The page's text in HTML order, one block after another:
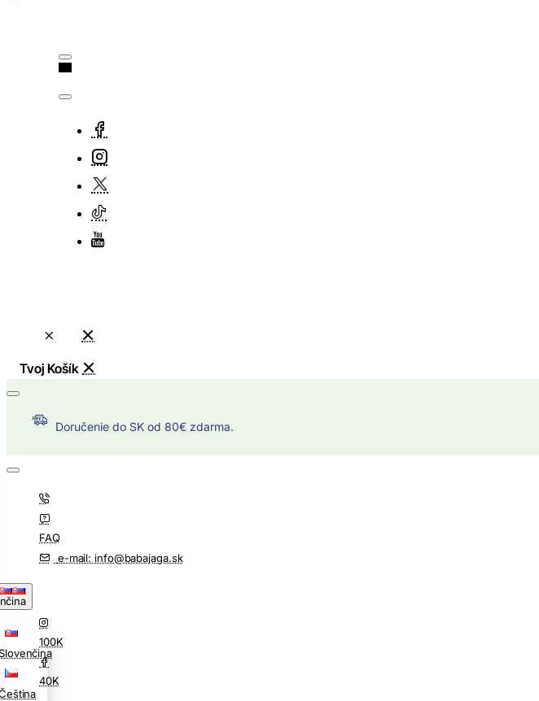
Doručenie do SK od 80€ zdarma.
FAQ
e-mail: info@babajaga.sk
100K
40K